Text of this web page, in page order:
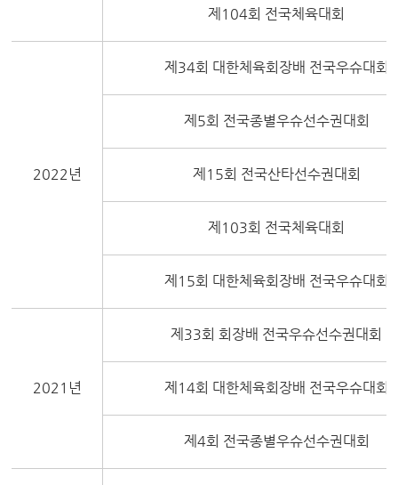
제104회 전국체육대회
2022년
제34회 대한체육회장배 전국우슈대회
제5회 전국종별우슈선수권대회
제15회 전국산타선수권대회
제103회 전국체육대회
제15회 대한체육회장배 전국우슈대회
2021년
제33회 회장배 전국우슈선수권대회
제14회 대한체육회장배 전국우슈대회
제4회 전국종별우슈선수권대회